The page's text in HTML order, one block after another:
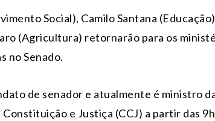
Social), Camilo Santana
(Agricultura) retornarão para os
no Senado.
de senador e atualmente é ministro
Constituição e Justiça (CCJ) a partir das